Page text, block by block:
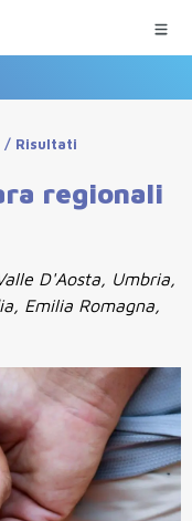
/ Risultati
regionali
D'Aosta, Umbria,
Emilia Romagna,